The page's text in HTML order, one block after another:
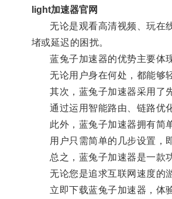
light加速器官网
无论是观看高清视频、玩在线
堵或延迟的困扰。
蓝兔子加速器的优势主要体现
无论用户身在何处，都能够轻
其次，蓝兔子加速器采用了先
通过运用智能路由、链路优化
此外，蓝兔子加速器拥有简单
用户只需简单的几步设置，即
总之，蓝兔子加速器是一款功
无论您是追求互联网速度的游
立即下载蓝兔子加速器，体验